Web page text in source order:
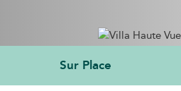
Sur Place